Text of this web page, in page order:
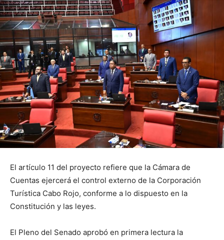
El artículo 11 del proyecto refiere que la Cámara de
Cuentas ejercerá el control externo de la Corporación
Turística Cabo Rojo, conforme a lo dispuesto en la
Constitución y las leyes.
El Pleno del Senado aprobó en primera lectura la